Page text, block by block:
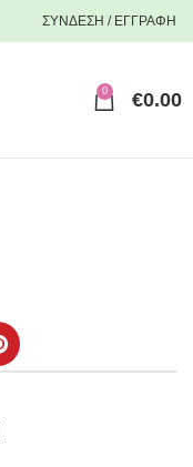
ΣΥΝΔΕΣΗ / ΕΓΓΡΑΦΗ
0 €0.00